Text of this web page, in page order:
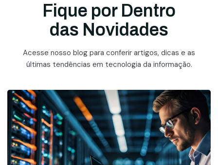
Fique por Dentro
das Novidades
Acesse nosso blog para conferir artigos, dicas e as
últimas tendências em tecnologia da informação.